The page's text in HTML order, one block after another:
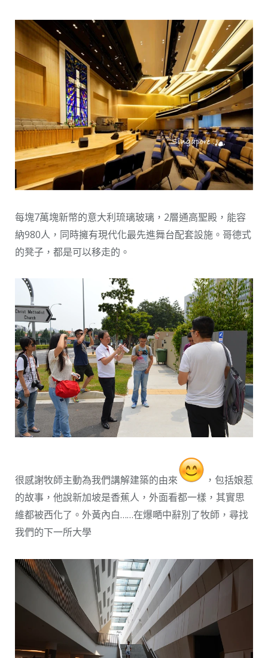
每塊7萬塊新幣的意大利琉璃玻璃，2層通高聖殿，能容
納980人，同時擁有現代化最先進舞台配套設施。哥德式
的凳子，都是可以移走的。
很感謝牧師主動為我們講解建築的由來
，包括娘惹
的故事，他說新加坡是香蕉人，外面看都一樣，其實思
維都被西化了。外黃內白……在爆嗮中辭別了牧師，尋找
我們的下一所大學